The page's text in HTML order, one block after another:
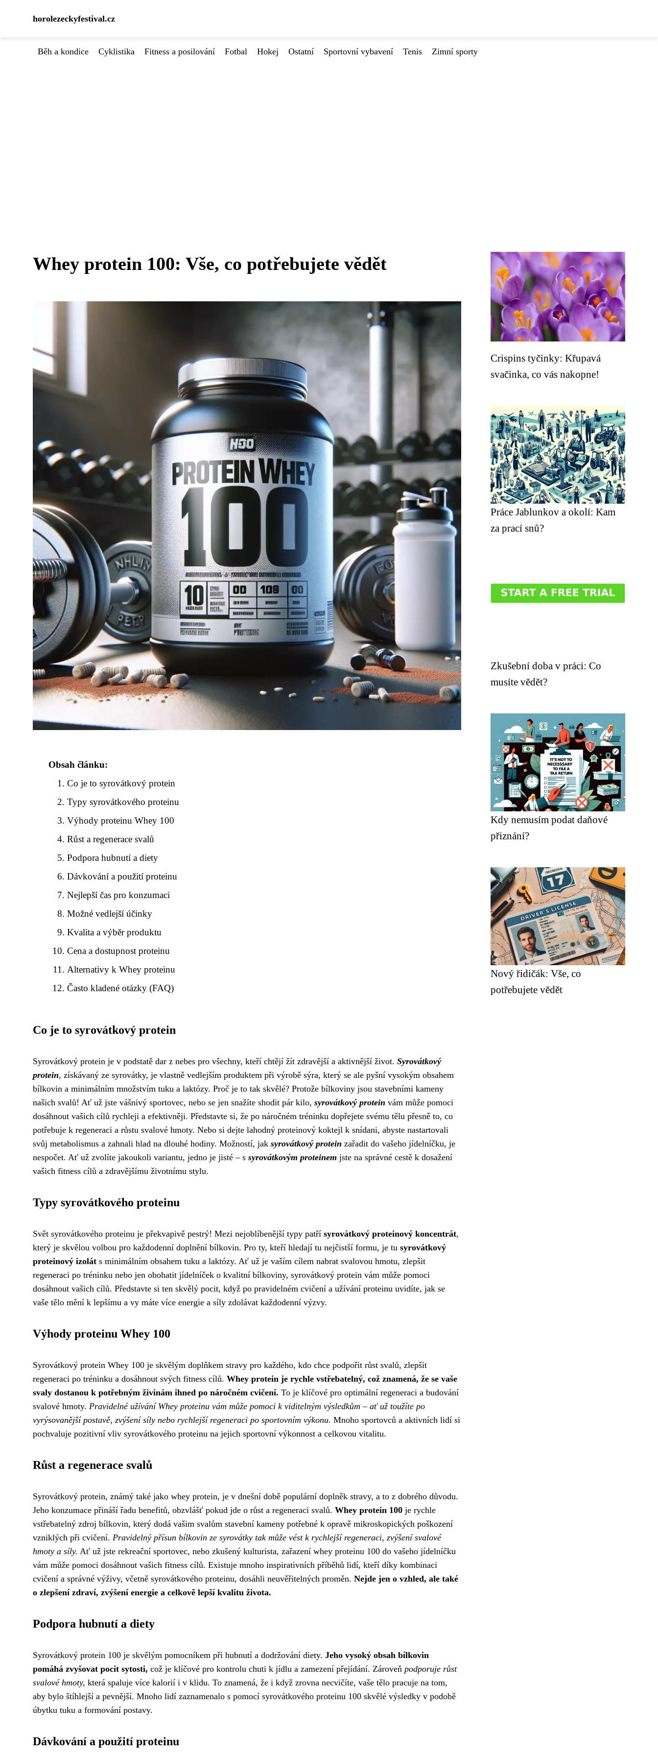
horolezeckyfestival.cz
Běh a kondice Cyklistika Fitness a posilování Fotbal Hokej Ostatní Sportovní vybavení Tenis Zimní sporty
Whey protein 100: Vše, co potřebujete vědět
Obsah článku:
Co je to syrovátkový protein
Typy syrovátkového proteinu
Výhody proteinu Whey 100
Růst a regenerace svalů
Podpora hubnutí a diety
Dávkování a použití proteinu
Nejlepší čas pro konzumaci
Možné vedlejší účinky
Kvalita a výběr produktu
Cena a dostupnost proteinu
Alternativy k Whey proteinu
Často kladené otázky (FAQ)
Co je to syrovátkový protein
Syrovátkový protein je v podstatě dar z nebes pro všechny, kteří chtějí žít zdravější a aktivnější život. Syrovátkový
protein, získávaný ze syrovátky, je vlastně vedlejším produktem při výrobě sýra, který se ale pyšní vysokým obsahem
bílkovin a minimálním množstvím tuku a laktózy. Proč je to tak skvělé? Protože bílkoviny jsou stavebními kameny
našich svalů! Ať už jste vášnivý sportovec, nebo se jen snažíte shodit pár kilo, syrovátkový protein vám může pomoci
dosáhnout vašich cílů rychleji a efektivněji. Představte si, že po náročném tréninku dopřejete svému tělu přesně to, co
potřebuje k regeneraci a růstu svalové hmoty. Nebo si dejte lahodný proteinový koktejl k snídani, abyste nastartovali
svůj metabolismus a zahnali hlad na dlouhé hodiny. Možností, jak syrovátkový protein zařadit do vašeho jídelníčku, je
nespočet. Ať už zvolíte jakoukoli variantu, jedno je jisté – s syrovátkovým proteinem jste na správné cestě k dosažení
vašich fitness cílů a zdravějšímu životnímu stylu.
Typy syrovátkového proteinu
Svět syrovátkového proteinu je překvapivě pestrý! Mezi nejoblíbenější typy patří syrovátkový proteinový koncentrát,
který je skvělou volbou pro každodenní doplnění bílkovin. Pro ty, kteří hledají tu nejčistší formu, je tu syrovátkový
proteinový izolát s minimálním obsahem tuku a laktózy. Ať už je vaším cílem nabrat svalovou hmotu, zlepšit
regeneraci po tréninku nebo jen obohatit jídelníček o kvalitní bílkoviny, syrovátkový protein vám může pomoci
dosáhnout vašich cílů. Představte si ten skvělý pocit, když po pravidelném cvičení a užívání proteinu uvidíte, jak se
vaše tělo mění k lepšímu a vy máte více energie a síly zdolávat každodenní výzvy.
Výhody proteinu Whey 100
Syrovátkový protein Whey 100 je skvělým doplňkem stravy pro každého, kdo chce podpořit růst svalů, zlepšit
regeneraci po tréninku a dosáhnout svých fitness cílů. Whey protein je rychle vstřebatelný, což znamená, že se vaše
svaly dostanou k potřebným živinám ihned po náročném cvičení. To je klíčové pro optimální regeneraci a budování
svalové hmoty. Pravidelné užívání Whey proteinu vám může pomoci k viditelným výsledkům – ať už toužíte po
vyrýsovanější postavě, zvýšení síly nebo rychlejší regeneraci po sportovním výkonu. Mnoho sportovců a aktivních lidí si
pochvaluje pozitivní vliv syrovátkového proteinu na jejich sportovní výkonnost a celkovou vitalitu.
Růst a regenerace svalů
Syrovátkový protein, známý také jako whey protein, je v dnešní době populární doplněk stravy, a to z dobrého důvodu.
Jeho konzumace přináší řadu benefitů, obzvlášť pokud jde o růst a regeneraci svalů. Whey protein 100 je rychle
vstřebatelný zdroj bílkovin, který dodá vašim svalům stavební kameny potřebné k opravě mikroskopických poškození
vzniklých při cvičení. Pravidelný přísun bílkovin ze syrovátky tak může vést k rychlejší regeneraci, zvýšení svalové
hmoty a síly. Ať už jste rekreační sportovec, nebo zkušený kulturista, zařazení whey proteinu 100 do vašeho jídelníčku
vám může pomoci dosáhnout vašich fitness cílů. Existuje mnoho inspirativních příběhů lidí, kteří díky kombinaci
cvičení a správné výživy, včetně syrovátkového proteinu, dosáhli neuvěřitelných proměn. Nejde jen o vzhled, ale také
o zlepšení zdraví, zvýšení energie a celkově lepší kvalitu života.
Podpora hubnutí a diety
Syrovátkový protein 100 je skvělým pomocníkem při hubnutí a dodržování diety. Jeho vysoký obsah bílkovin
pomáhá zvyšovat pocit sytosti, což je klíčové pro kontrolu chuti k jídlu a zamezení přejídání. Zároveň podporuje růst
svalové hmoty, která spaluje více kalorií i v klidu. To znamená, že i když zrovna necvičíte, vaše tělo pracuje na tom,
aby bylo štíhlejší a pevnější. Mnoho lidí zaznamenalo s pomocí syrovátkového proteinu 100 skvělé výsledky v podobě
úbytku tuku a formování postavy.
Dávkování a použití proteinu
Crispins tyčinky: Křupavá
svačinka, co vás nakopne!
Práce Jablunkov a okolí: Kam
za prací snů?
Zkušební doba v práci: Co
musíte vědět?
Kdy nemusím podat daňové
přiznání?
Nový řidičák: Vše, co
potřebujete vědět